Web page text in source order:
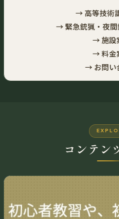
→ 高等技術
→ 緊急銃猟・夜間
→ 施設
→ 料金
→ お問い
コンテン